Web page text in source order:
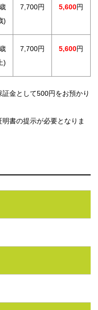
)
7,700円 5,600円
)
7,700円 5,600円
金として500円をお預かり
書の提示が必要となりま